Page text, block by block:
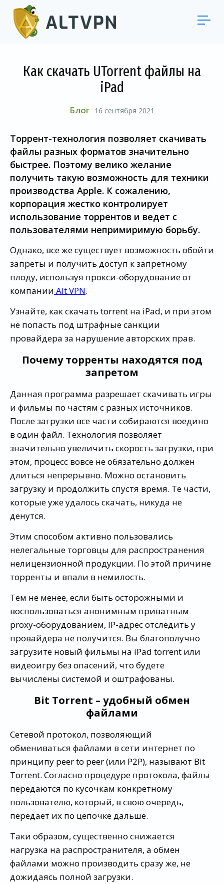
Как скачать UTorrent файлы на
iPad
Блог 16 сентября 2021
Торрент-технология позволяет скачивать
файлы разных форматов значительно
быстрее. Поэтому велико желание
получить такую возможность для техники
производства Apple. К сожалению,
корпорация жестко контролирует
использование торрентов и ведет с
пользователями непримиримую борьбу.
Однако, все же существует возможность обойти
запреты и получить доступ к запретному
плоду, используя прокси-оборудование от
компании Alt VPN.
Узнайте, как скачать torrent на iPad, и при этом
не попасть под штрафные санкции
провайдера за нарушение авторских прав.
Почему торренты находятся под
запретом
Данная программа разрешает скачивать игры
и фильмы по частям с разных источников.
После загрузки все части собираются воедино
в один файл. Технология позволяет
значительно увеличить скорость загрузки, при
этом, процесс вовсе не обязательно должен
длиться непрерывно. Можно остановить
загрузку и продолжить спустя время. Те части,
которые уже удалось скачать, никуда не
денутся.
Этим способом активно пользовались
нелегальные торговцы для распространения
нелицензионной продукции. По этой причине
торренты и впали в немилость.
Тем не менее, если быть осторожными и
воспользоваться анонимным приватным
proxy-оборудованием, IP-адрес отследить у
провайдера не получится. Вы благополучно
загрузите новый фильмы на iPad torrent или
видеоигру без опасений, что будете
вычислены системой и оштрафованы.
Bit Torrent – удобный обмен
файлами
Сетевой протокол, позволяющий
обмениваться файлами в сети интернет по
принципу peer to peer (или Р2Р), называют Bit
Torrent. Согласно процедуре протокола, файлы
передаются по кусочкам конкретному
пользователю, который, в свою очередь,
передает их по цепочке дальше.
Таки образом, существенно снижается
нагрузка на распространителя, а обмен
файлами можно производить сразу же, не
дожидаясь полной загрузки.